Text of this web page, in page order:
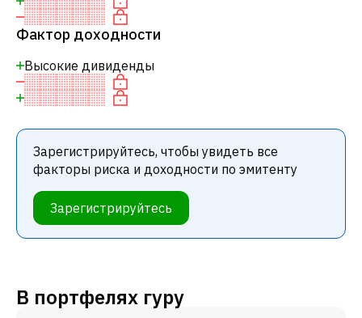
Фактор доходности
Высокие дивиденды
Зарегистрируйтесь, чтобы увидеть все
факторы риска и доходности по эмитенту
Зарегистрируйтесь
В портфелях гуру